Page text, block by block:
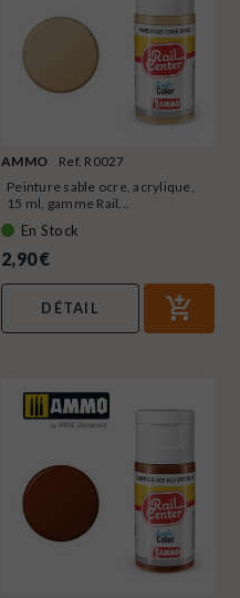
AMMO
Ref. R0027
Peinture sable ocre, acrylique,
15 ml, gamme Rail...
En Stock
2,90 €
DÉTAIL